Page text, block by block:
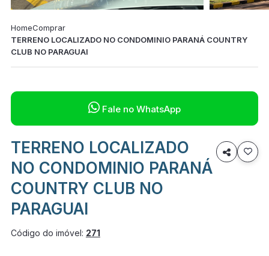
HomeComprar
TERRENO LOCALIZADO NO CONDOMINIO PARANÁ COUNTRY
CLUB NO PARAGUAI
 Fale no WhatsApp
TERRENO LOCALIZADO
NO CONDOMINIO PARANÁ
COUNTRY CLUB NO
PARAGUAI

Código do imóvel: 271